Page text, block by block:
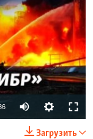
240p
Загрузить